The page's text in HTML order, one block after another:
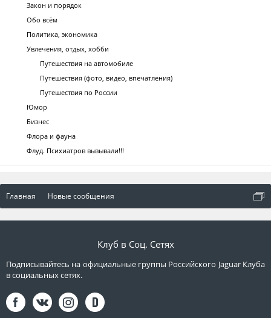
Закон и порядок
Обо всём
Политика, экономика
Увлечения, отдых, хобби
Путешествия на автомобиле
Путешествия (фото, видео, впечатления)
Путешествия по России
Юмор
Бизнес
Флора и фауна
Флуд. Психиатров вызывали!!!
Главная Новые сообщения
Клуб в Соц. Сетях
Подписывайтесь на официальные группы Российского Jaguar Клуба
в социальных сетях.